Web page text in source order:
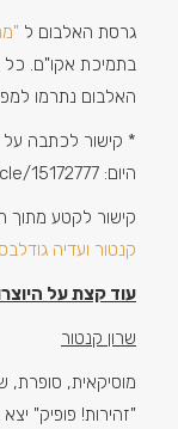
גרסת האלבום ל"מה יש
בתמיכת אקו"ם. כל
האלבום נתרמו למפוני
* קישור לכתבה על "מה
קישור לקטע מתוך
ועדיה גודלבסקי
עוד קצת על היוצרות:
שרון קנטור
מוסיקאית, סופרת,